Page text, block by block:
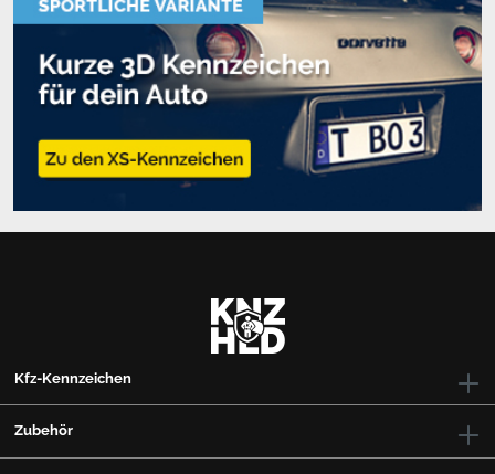
zusätzlichen Papieraufwand. Du musst lediglich eine
geringe Amtsgebühr entrichten, die jedoch auch beim
regulären Kennzeichen-Wechsel (Alu gegen Alu) anfällt.
Sollte der Wechsel des Nummernschildes anstehen und
auch eine neue Kennung gewünscht sein, empfehlen
wir Dir, die Wunschkombination aus
Unterscheidungszeichen des Verwaltungsbezirks und
Das DIN CERTCO für die Zulassungsstellen – Prüf- und
1M-Registernummer 1M11055/31 und 1M11056/30
2M-Registernummer 2M11403/11
Kfz-Kennzeichen
Zubehör